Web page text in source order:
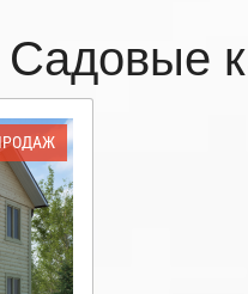
Садовые